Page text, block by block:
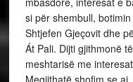
si për shembull,
Shtjefen Gjeçovit dhe
Át Pali. Dijti gjithmonë
meshtarisë me
Megjithatë shofim se